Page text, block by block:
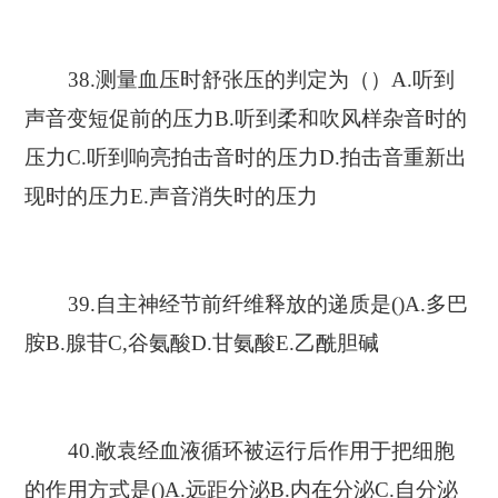
38.测量血压时舒张压的判定为（）A.听到
声音变短促前的压力B.听到柔和吹风样杂音时的
压力C.听到响亮拍击音时的压力D.拍击音重新出
现时的压力E.声音消失时的压力
39.自主神经节前纤维释放的递质是()A.多巴
胺B.腺苷C,谷氨酸D.甘氨酸E.乙酰胆碱
40.敞袁经血液循环被运行后作用于把细胞
的作用方式是()A.远距分泌B.内在分泌C.自分泌